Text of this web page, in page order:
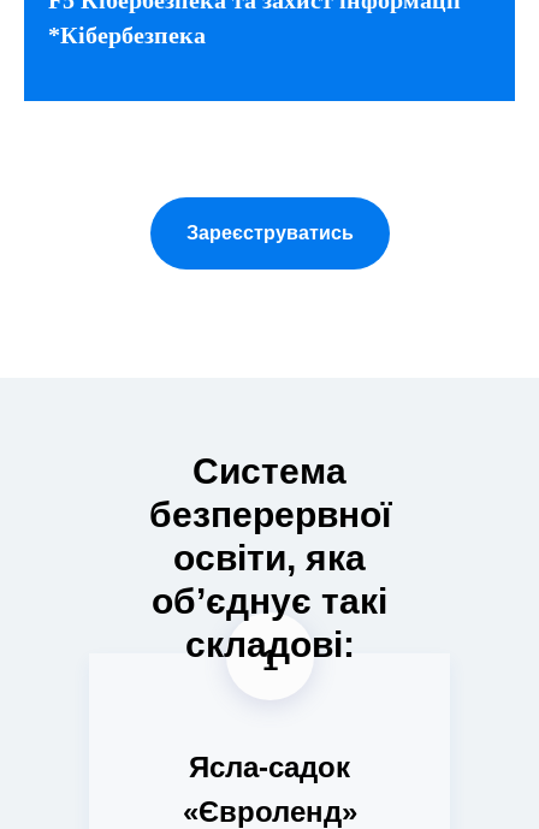
*Кібербезпека
Зареєструватись
Ясла-садок
«Євроленд»
Система
безперервної
освіти, яка
об’єднує такі
складові:
1